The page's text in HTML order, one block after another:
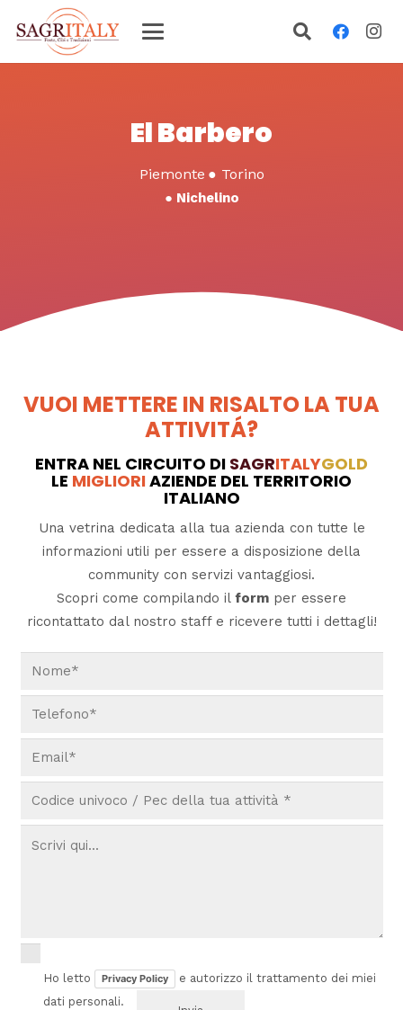
El Barbero
Piemonte ● Torino
● Nichelino
VUOI METTERE IN RISALTO LA TUA
ATTIVITÁ?
ENTRA NEL CIRCUITO DI SAGRITALYGOLD
LE MIGLIORIAZIENDE DEL TERRITORIO
ITALIANO
Una vetrina dedicata alla tua azienda con tutte le
informazioni utili per essere a disposizione della
community con servizi vantaggiosi.
Scopri come compilando il form per essere
ricontattato dal nostro staff e ricevere tutti i dettagli!
Ho letto Privacy Policy
e autorizzo il trattamento dei miei
dati personali.